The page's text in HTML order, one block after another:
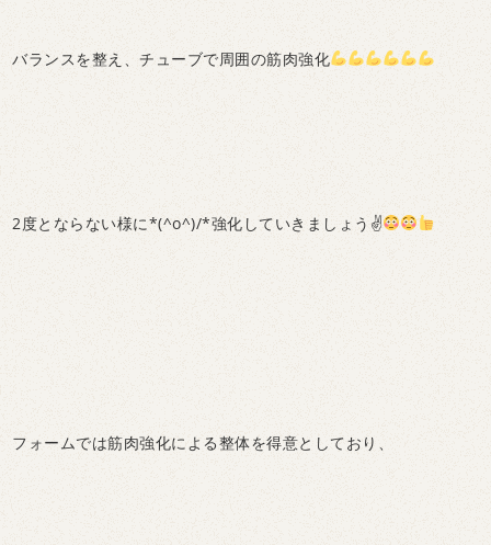
バランスを整え、チューブで周囲の筋肉強化
2度とならない様に*(^o^)/*強化していきましょう✌
フォームでは筋肉強化による整体を得意としており、